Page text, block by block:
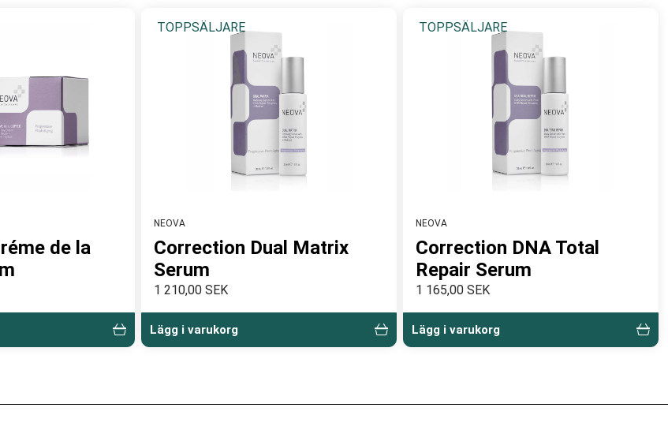
och resultatinriktad hudvård. Ett hudvårdsmärke vi valt för att ge dig som kund den allra bästa hudvården, baserat
NEOVA finns i olika serier designad för olika hudtyper och hudtillstånd. Oavsett vilket behov du har ger NEOVA
hudens naturliga balans och lyster samt med presision ger huden optimalt skydd, främjar kollagenproduktion
och Atopisk eksem samt effektiva hemvårdsbehandlingar, At-home-Peels.
de la
TOPPSÄLJARE
NEOVA
Correction Dual Matrix
Serum
1 210,00 SEK
Lägg i varukorg
TOPPSÄLJARE
NEOVA
Correction DNA Total
Repair Serum
1 165,00 SEK
Lägg i varukorg